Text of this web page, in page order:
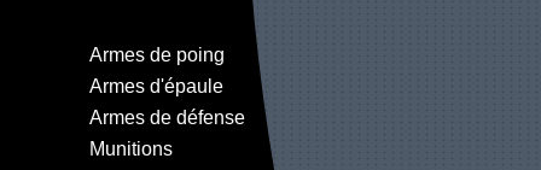
Armes de poing
Armes d'épaule
Armes de défense
Munitions